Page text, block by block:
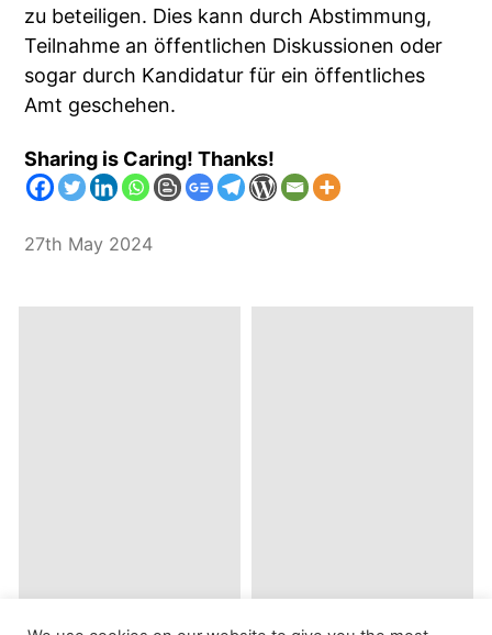
zu beteiligen. Dies kann durch Abstimmung,
Teilnahme an öffentlichen Diskussionen oder
sogar durch Kandidatur für ein öffentliches
Amt geschehen.
Sharing is Caring! Thanks!
27th May 2024